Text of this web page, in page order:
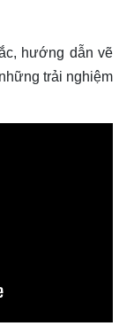
hướng dẫn vẽ
trải nghiệm